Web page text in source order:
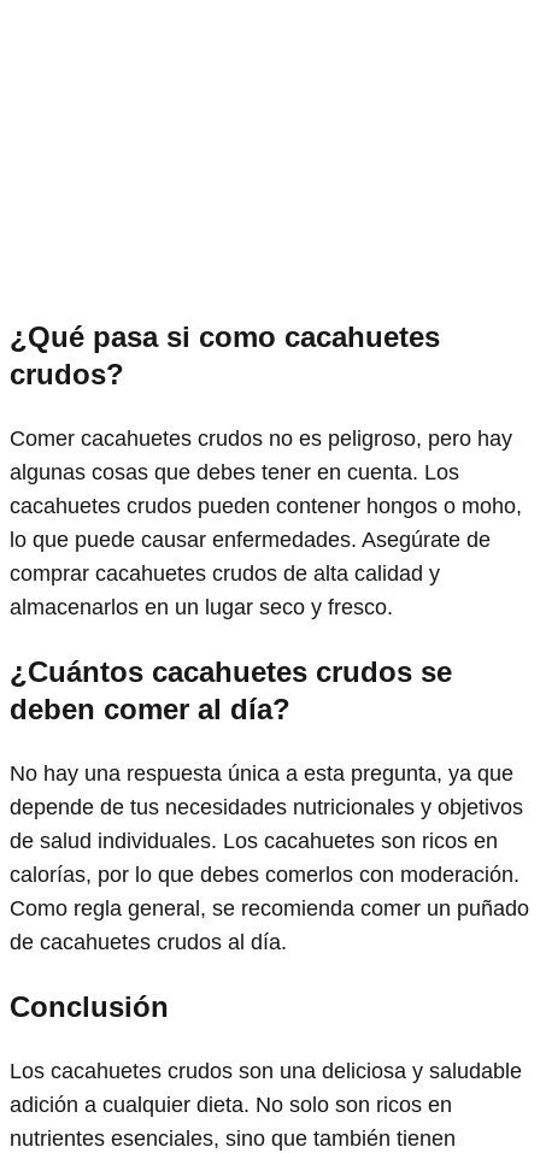
¿Qué pasa si como cacahuetes
crudos?
Comer cacahuetes crudos no es peligroso, pero hay
algunas cosas que debes tener en cuenta. Los
cacahuetes crudos pueden contener hongos o moho,
lo que puede causar enfermedades. Asegúrate de
comprar cacahuetes crudos de alta calidad y
almacenarlos en un lugar seco y fresco.
¿Cuántos cacahuetes crudos se
deben comer al día?
No hay una respuesta única a esta pregunta, ya que
depende de tus necesidades nutricionales y objetivos
de salud individuales. Los cacahuetes son ricos en
calorías, por lo que debes comerlos con moderación.
Como regla general, se recomienda comer un puñado
de cacahuetes crudos al día.
Conclusión
Los cacahuetes crudos son una deliciosa y saludable
adición a cualquier dieta. No solo son ricos en
nutrientes esenciales, sino que también tienen